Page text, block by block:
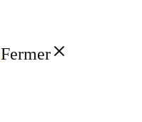
Fermer